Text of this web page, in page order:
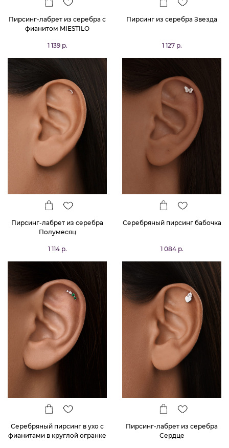
Пирсинг-лабрет из серебра с
фианитом MIESTILO
1 139 р.
Пирсинг из серебра Звезда
1 127 р.
Пирсинг-лабрет из серебра
Полумесяц
1 114 р.
Серебряный пирсинг бабочка
1 084 р.
Серебряный пирсинг в ухо с
фианитами в круглой огранке
Пирсинг-лабрет из серебра
Сердце